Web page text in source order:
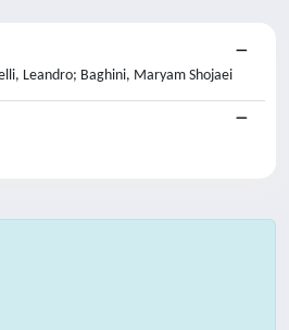
Leandro; Baghini, Maryam Shojaei